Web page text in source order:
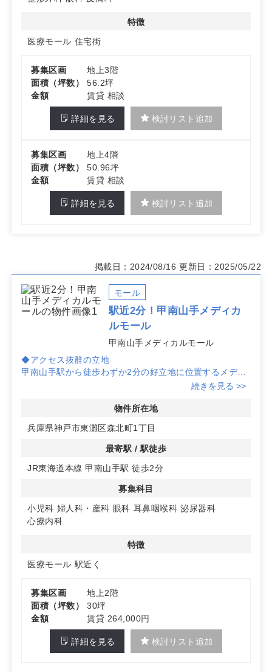
（耳鼻科・神経内科は申込あり）。2026年9月開設予定。
特徴
医療モール 住宅街
募集区画
地上3階
面積（坪数）
56.2坪
金額
賃貸 相談
詳細を見る 検討リスト追加
募集区画
地上4階
面積（坪数）
50.96坪
金額
賃貸 相談
詳細を見る 検討リスト追加
掲載日：2024/08/16 更新日：2025/05/22
モール
駅近2分！甲南山手メディカ
ルモール
甲南山手メディカルモール
◆アクセス抜群の立地
甲南山手駅から徒歩わずか2分の好立地に位置するメディ
カルモールです。周辺には商業施設が多く、集患力が期待
駅近でありながら、視認性の良い場所に位置しているた
め、地域住民の目に留まりやすく、患者様の来院がスムー
呼吸器内科と皮膚科が既に決定しており、残り1区画で小
児科、婦人科・産科、眼科、耳鼻咽喉科、泌尿器科、心療
内科の開業を募集中です。詳細はお問い合わせください。
続きを見る >>
物件所在地
兵庫県神戸市東灘区森北町1丁目
最寄駅 / 駅徒歩
JR東海道本線 甲南山手駅 徒歩2分
募集科目
小児科 婦人科・産科 眼科 耳鼻咽喉科 泌尿器科
心療内科
特徴
医療モール 駅近く
募集区画
地上2階
面積（坪数）
30坪
金額
賃貸 264,000円
詳細を見る 検討リスト追加